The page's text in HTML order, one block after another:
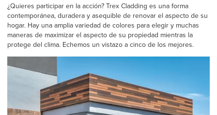
¿Quieres participar en la acción? Trex Cladding es una forma
contemporánea, duradera y asequible de renovar el aspecto de su
hogar. Hay una amplia variedad de colores para elegir y muchas
maneras de maximizar el aspecto de su propiedad mientras la
protege del clima. Echemos un vistazo a cinco de los mejores.